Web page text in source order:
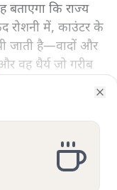
कि राज्य
रोशनी में, काउंटर के
जाती है—वादों और
वह धैर्य जो गरीब